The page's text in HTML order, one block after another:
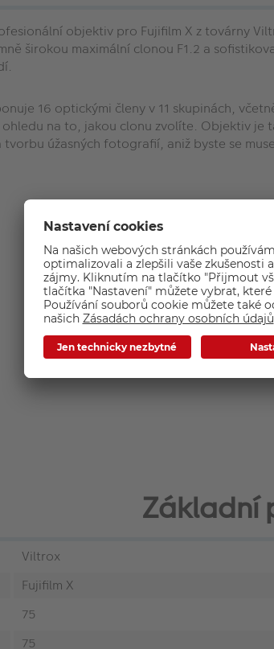
objektiv pro Fujifilm X z továrny
širokou maximální clonou F1.2 a
16 optickými členy v 11 skupinách,
na to, jakou clonu zvolíte. Objektiv
úžasných fotografií, aniž byste se
Základní
Viltrox
Fujifilm X
75
75